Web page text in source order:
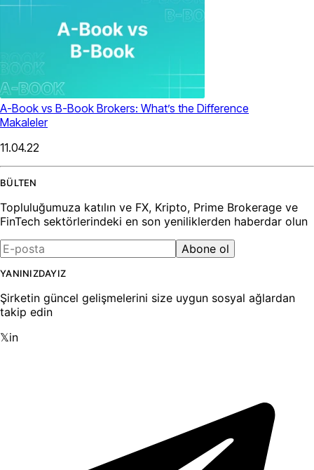
A-Book vs B-Book Brokers: What’s the Difference
Makaleler
11.04.22
BÜLTEN
Topluluğumuza katılın ve FX, Kripto, Prime Brokerage ve
FinTech sektörlerindeki en son yeniliklerden haberdar olun
Abone ol
YANINIZDAYIZ
Şirketin güncel gelişmelerini size uygun sosyal ağlardan
takip edin
𝕏in